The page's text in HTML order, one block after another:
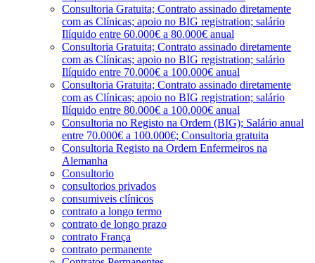
Consultoria Gratuita; Contrato assinado diretamente
com as Clínicas; apoio no BIG registration; salário
Ilíquido entre 60.000€ a 80.000€ anual
Consultoria Gratuita; Contrato assinado diretamente
com as Clínicas; apoio no BIG registration; salário
Ilíquido entre 70.000€ a 100.000€ anual
Consultoria Gratuita; Contrato assinado diretamente
com as Clínicas; apoio no BIG registration; salário
Ilíquido entre 80.000€ a 100.000€ anual
Consultoria no Registo na Ordem (BIG); Salário anual
entre 70.000€ a 100.000€; Consultoria gratuita
Consultoria Registo na Ordem Enfermeiros na
Alemanha
Consultorio
consultorios privados
consumiveis clínicos
contrato a longo termo
contrato de longo prazo
contrato França
contrato permanente